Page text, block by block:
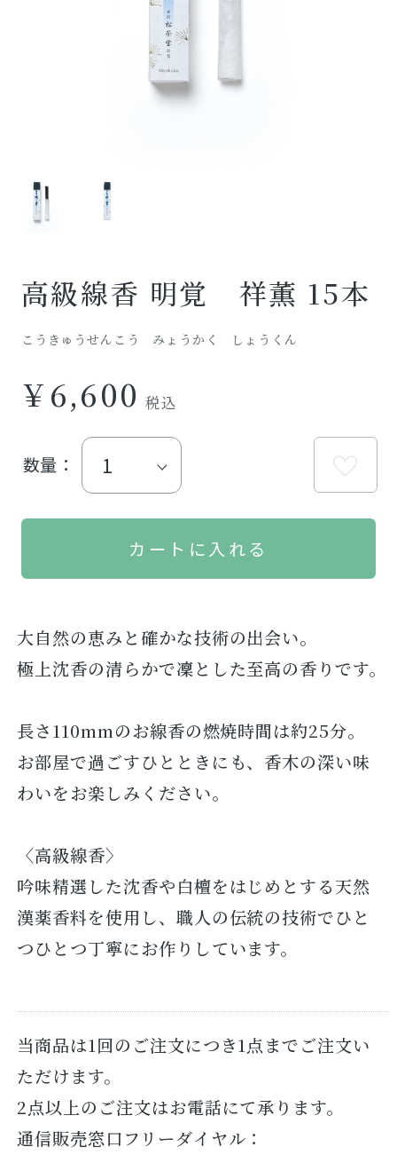
高級線香 明覚 祥薫 15本
こうきゅうせんこう みょうかく しょうくん
￥6,600
数量：
大自然の恵みと確かな技術の出会い。
極上沈香の清らかで凜とした至高の香りです。
長さ110mmのお線香の燃焼時間は約25分。
お部屋で過ごすひとときにも、香木の深い味
わいをお楽しみください。
〈高級線香〉
吟味精選した沈香や白檀をはじめとする天然
漢薬香料を使用し、職人の伝統の技術でひと
つひとつ丁寧にお作りしています。
当商品は1回のご注文につき1点までご注文い
ただけます。
2点以上のご注文はお電話にて承ります。
通信販売窓口フリーダイヤル：